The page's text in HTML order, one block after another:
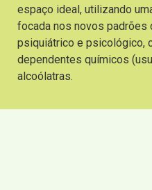
espaço ideal, utilizando
focada nos novos padrões
psiquiátrico e psicológico,
dependentes químicos
alcoólatras.